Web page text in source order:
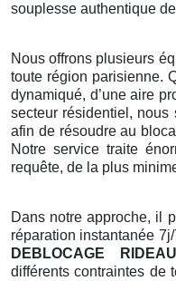
souplesse authentique
Nous offrons plusieurs
toute région parisienne.
dynamiqué, d’une aire
secteur résidentiel, nous
afin de résoudre au
Notre service traite
requête, de la plus
Dans notre approche, il
réparation instantanée
DEBLOCAGE
différents contraintes de